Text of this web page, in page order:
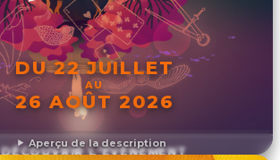
Aperçu de la description
DU 22 JUILLET
AU
26 AOÛT 2026
DÉCOUVRIR L'ÉVÉNEMENT